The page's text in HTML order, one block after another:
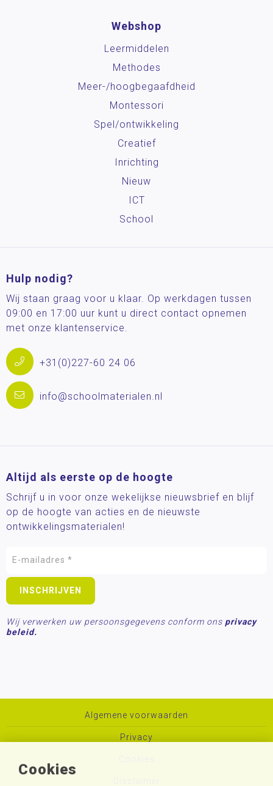
Cookies
Webshop
Leermiddelen
Methodes
Meer-/hoog­begaafdheid
Montessori
Spel/ontwikkeling
Creatief
Inrichting
Nieuw
ICT
School
Hulp nodig?
Wij staan graag voor u klaar. Op werkdagen tussen
09:00 en 17:00 uur kunt u direct contact opnemen
met onze klantenservice.
+31(0)227-60 24 06
info@schoolmaterialen.nl
Altijd als eerste op de hoogte
Schrijf u in voor onze wekelijkse nieuwsbrief en blijf
op de hoogte van acties en de nieuwste
ontwikkelingsmaterialen!
Wij verwerken uw persoonsgegevens conform ons privacy
beleid.
Algemene voorwaarden
Privacy